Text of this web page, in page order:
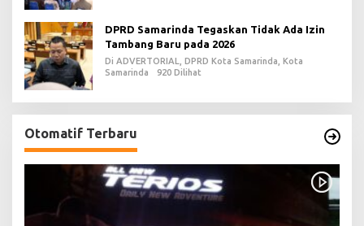
DPRD Samarinda Tegaskan Tidak Ada Izin
Tambang Baru pada 2026
Di ADVERTORIAL, DPRD Kota Samarinda, Kota
Samarinda
920 Dilihat
Otomatif Terbaru